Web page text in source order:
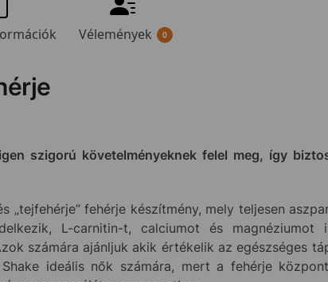
Vélemények 0
szigorú követelményeknek felel meg, így
„tejfehérje” fehérje készítmény, mely teljesen
L-carnitin-t, calciumot és magnéziumot
számára ajánljuk akik értékelik az egészséges
ideális nők számára, mert a fehérje